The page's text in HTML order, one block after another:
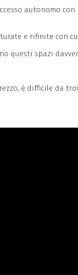
autonomo
e rifinite con
questi spazi
è difficile da